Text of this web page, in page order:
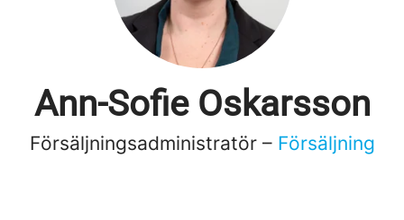
Ann-Sofie Oskarsson
Försäljningsadministratör – Försäljning